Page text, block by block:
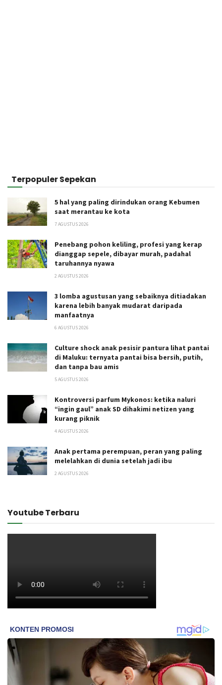
Terpopuler Sepekan
5 hal yang paling dirindukan orang Kebumen
saat merantau ke kota
7 AGUSTUS 2026
Penebang pohon keliling, profesi yang kerap
dianggap sepele, dibayar murah, padahal
taruhannya nyawa
2 AGUSTUS 2026
3 lomba agustusan yang sebaiknya ditiadakan
karena lebih banyak mudarat daripada
manfaatnya
6 AGUSTUS 2026
Culture shock anak pesisir pantura lihat pantai
di Maluku: ternyata pantai bisa bersih, putih,
dan tanpa bau amis
5 AGUSTUS 2026
Kontroversi parfum Mykonos: ketika naluri
“ingin gaul” anak SD dihakimi netizen yang
kurang piknik
4 AGUSTUS 2026
Anak pertama perempuan, peran yang paling
melelahkan di dunia setelah jadi ibu
2 AGUSTUS 2026
Youtube Terbaru